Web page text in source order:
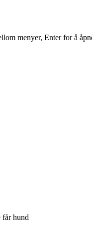
menyer, Enter for å
får hund